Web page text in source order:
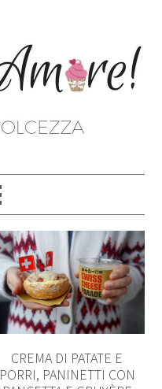
CREMA DI PATATE E
PORRI, PANINETTI CON